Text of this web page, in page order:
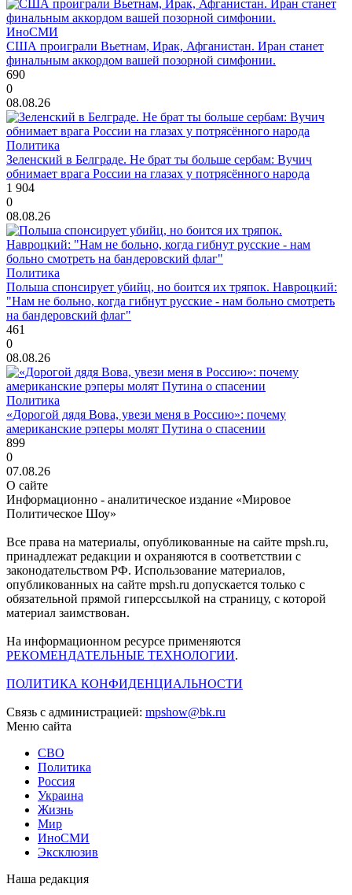
ИноСМИ
США проиграли Вьетнам, Ирак, Афганистан. Иран станет
финальным аккордом вашей позорной симфонии.
690
0
08.08.26
Политика
Зеленский в Белграде. Не брат ты больше сербам: Вучич
обнимает врага России на глазах у потрясённого народа
1 904
0
08.08.26
Политика
Польша спонсирует убийц, но боится их тряпок. Навроцкий:
"Нам не больно, когда гибнут русские - нам больно смотреть
на бандеровский флаг"
461
0
08.08.26
Политика
«Дорогой дядя Вова, увези меня в Россию»: почему
американские рэперы молят Путина о спасении
899
0
07.08.26
О сайте
Информационно - аналитическое издание «Мировое
Политическое Шоу»
Все права на материалы, опубликованные на сайте mpsh.ru,
принадлежат редакции и охраняются в соответствии с
законодательством РФ. Использование материалов,
опубликованных на сайте mpsh.ru допускается только с
обязательной прямой гиперссылкой на страницу, с которой
материал заимствован.
На информационном ресурсе применяются
РЕКОМЕНДАТЕЛЬНЫЕ ТЕХНОЛОГИИ.
ПОЛИТИКА КОНФИДЕНЦИАЛЬНОСТИ
Связь с администрацией: mpshow@bk.ru
Меню сайта
СВО
Политика
Россия
Украина
Жизнь
Мир
ИноСМИ
Эксклюзив
Наша редакция